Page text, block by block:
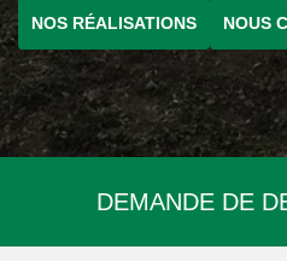
NOS RÉALISATIONS NOUS
DEMANDE DE